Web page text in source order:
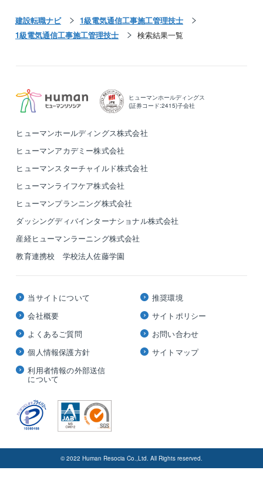
建設転職ナビ
1級電気通信工事施工管理技士
1級電気通信工事施工管理技士
検索結果一覧
ヒューマンホールディングス
(証券コード:2415)子会社
ヒューマンホールディングス株式会社
ヒューマンアカデミー株式会社
ヒューマンスターチャイルド株式会社
ヒューマンライフケア株式会社
ヒューマンプランニング株式会社
ダッシングディバインターナショナル株式会社
産経ヒューマンラーニング株式会社
教育連携校 学校法人佐藤学園
当サイトについて
会社概要
よくあるご質問
個人情報保護方針
利用者情報の外部送信
について
推奨環境
サイトポリシー
お問い合わせ
サイトマップ
© 2022 Human Resocia Co.,Ltd. All Rights reserved.